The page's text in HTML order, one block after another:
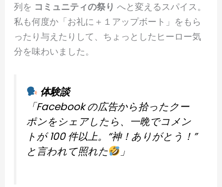
列を コミュニティの祭り へと変えるスパイス。
私も何度か「お礼に＋１アップボート」をもら
ったり与えたりして、ちょっとしたヒーロー気
分を味わいました。
体験談
「Facebook の広告から拾ったクー
ポンをシェアしたら、一晩でコメン
トが 100 件以上。“神！ありがとう！”
と言われて照れた
」